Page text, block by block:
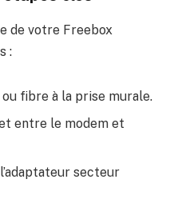
de votre Freebox
:
fibre à la prise murale.
entre le modem et
secteur